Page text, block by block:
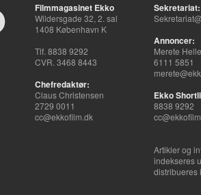
Filmmagasinet Ekko
Wildersgade 32, 2. sal
1408 København K
Tlf. 8838 9292
CVR. 3468 8443
Chefredaktør:
Claus Christensen
2729 0011
cc@ekkofilm.dk
Sekretariat:
Annoncer:
Merete
6111 5851
Ekko
8838 9292
Artikler og
indekseres
distribueres